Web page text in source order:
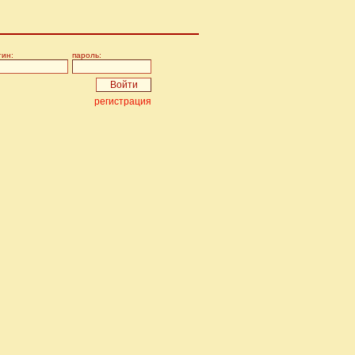
пароль:
регистрация